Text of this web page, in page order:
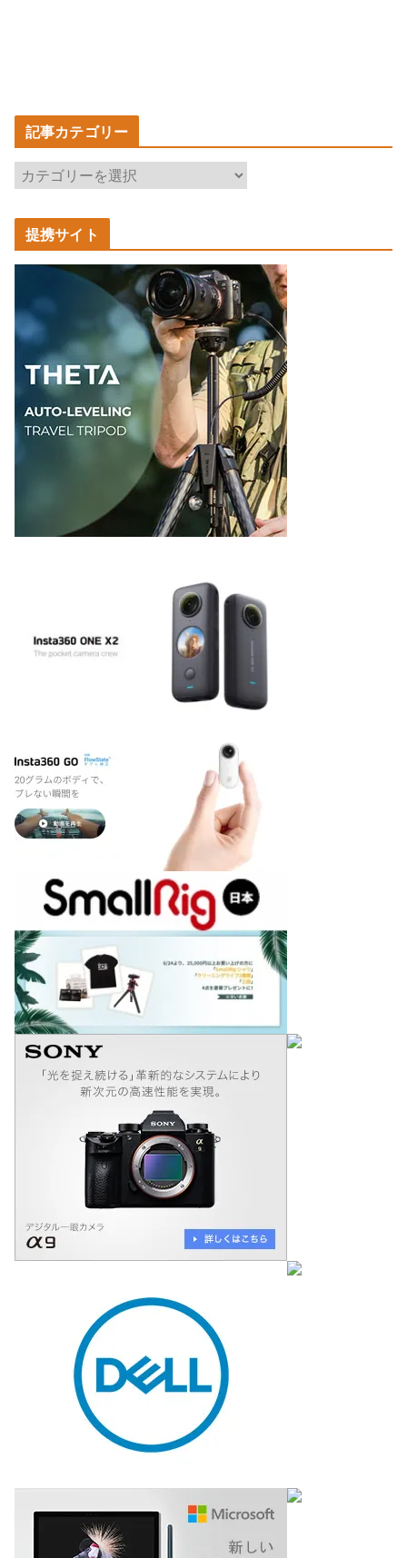
記事カテゴリー
記
事
カ
テ
ゴ
ー
提携サイト